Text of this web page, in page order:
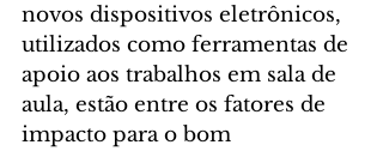
novos dispositivos eletrônicos,
utilizados como ferramentas de
apoio aos trabalhos em sala de
aula, estão entre os fatores de
impacto para o bom